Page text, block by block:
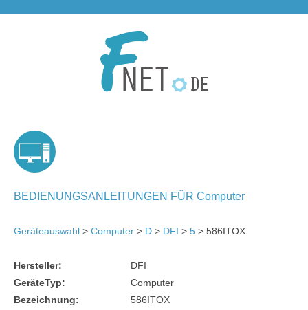
BEDIENUNGSANLEITUNGEN FÜR Computer
Geräteauswahl > Computer > D > DFI > 5 > 586ITOX
Hersteller:
DFI
GeräteTyp:
Computer
Bezeichnung:
586ITOX